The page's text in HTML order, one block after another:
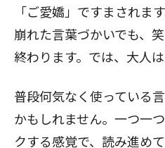
「ご愛嬌」ですまされま
崩れた言葉づかいでも、
終わります。では、大人
普段何気なく使っている
かもしれません。一つ一
クする感覚で、読み進めて